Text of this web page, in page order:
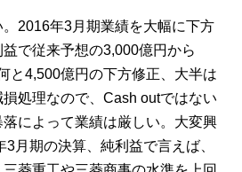
2016年3月期業績を大幅に下方
で従来予想の3,000億円から
と4,500億円の下方修正、大半は
処理なので、Cash outではない
によって業績は厳しい。大変興
月期の決算、純利益で言えば、